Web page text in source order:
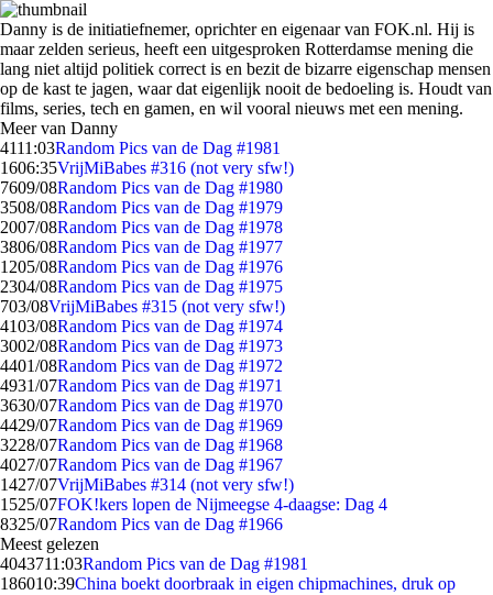
Danny is de initiatiefnemer, oprichter en eigenaar van FOK.nl. Hij is
maar zelden serieus, heeft een uitgesproken Rotterdamse mening die
lang niet altijd politiek correct is en bezit de bizarre eigenschap mensen
op de kast te jagen, waar dat eigenlijk nooit de bedoeling is. Houdt van
films, series, tech en gamen, en wil vooral nieuws met een mening.
Meer van Danny
4111:03Random Pics van de Dag #1981
1606:35VrijMiBabes #316 (not very sfw!)
7609/08Random Pics van de Dag #1980
3508/08Random Pics van de Dag #1979
2007/08Random Pics van de Dag #1978
3806/08Random Pics van de Dag #1977
1205/08Random Pics van de Dag #1976
2304/08Random Pics van de Dag #1975
703/08VrijMiBabes #315 (not very sfw!)
4103/08Random Pics van de Dag #1974
3002/08Random Pics van de Dag #1973
4401/08Random Pics van de Dag #1972
4931/07Random Pics van de Dag #1971
3630/07Random Pics van de Dag #1970
4429/07Random Pics van de Dag #1969
3228/07Random Pics van de Dag #1968
4027/07Random Pics van de Dag #1967
1427/07VrijMiBabes #314 (not very sfw!)
1525/07FOK!kers lopen de Nijmeegse 4-daagse: Dag 4
8325/07Random Pics van de Dag #1966
Meest gelezen
4043711:03Random Pics van de Dag #1981
186010:39China boekt doorbraak in eigen chipmachines, druk op